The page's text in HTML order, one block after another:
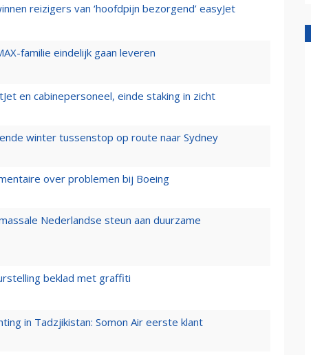
reizigers van ‘hoofdpijn bezorgend’ easyJet
familie eindelijk gaan leveren
en cabinepersoneel, einde staking in zicht
winter tussenstop op route naar Sydney
over problemen bij Boeing
Nederlandse steun aan duurzame
beklad met graffiti
in Tadzjikistan: Somon Air eerste klant